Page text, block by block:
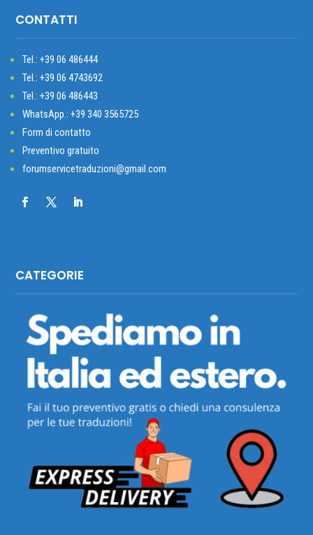
CONTATTI
Tel.: +3906 486444
Tel.: +39 06 4743692
Tel.: +39 06 486443
WhatsApp.: +39 340 3565725
Form di contatto
Preventivo gratuito
forumservicetraduzioni@gmail.com
CATEGORIE